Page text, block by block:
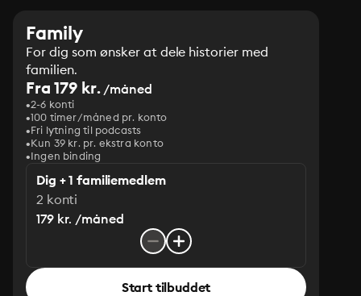
Family
For dig som ønsker at dele historier med
familien.
Fra 179 kr./måned
2-6 konti
100 timer/måned pr. konto
Fri lytning til podcasts
Kun 39 kr. pr. ekstra konto
Ingen binding
Dig + 1 familiemedlem
2 konti
179 kr. /måned
Start tilbuddet